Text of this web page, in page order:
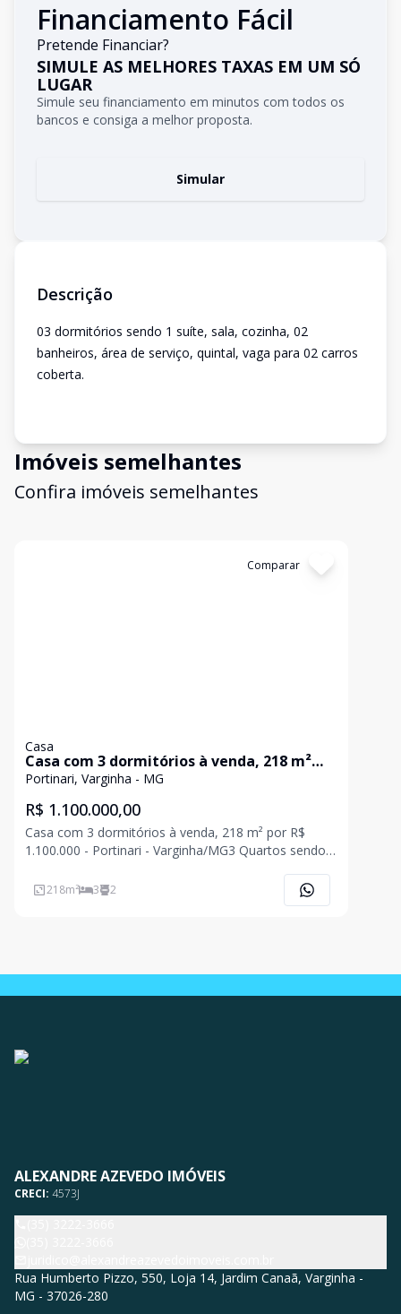
Financiamento Fácil
Pretende Financiar?
SIMULE AS MELHORES TAXAS EM UM SÓ
LUGAR
Simule seu financiamento em minutos com todos os
bancos e consiga a melhor proposta.
Simular
Descrição
03 dormitórios sendo 1 suíte, sala, cozinha, 02
banheiros, área de serviço, quintal, vaga para 02 carros
coberta.
Imóveis semelhantes
Confira imóveis semelhantes
Comparar
Casa
Casa com 3 dormitórios à venda, 218 m²
por R$ 1.100.000,00 - Portinari -
Portinari, Varginha - MG
R$ 1.100.000,00
Casa com 3 dormitórios à venda, 218 m² por R$
1.100.000 - Portinari - Varginha/MG3 Quartos sendo 1
descobertasAquecimento solarArea de
serviçoSacadaVaranda GoumertPorcelanatoAgende
218m² 3 2
ALEXANDRE AZEVEDO IMÓVEIS
CRECI: 4573J
Rua Humberto Pizzo, 550, Loja 14, Jardim Canaã, Varginha -
MG - 37026-280